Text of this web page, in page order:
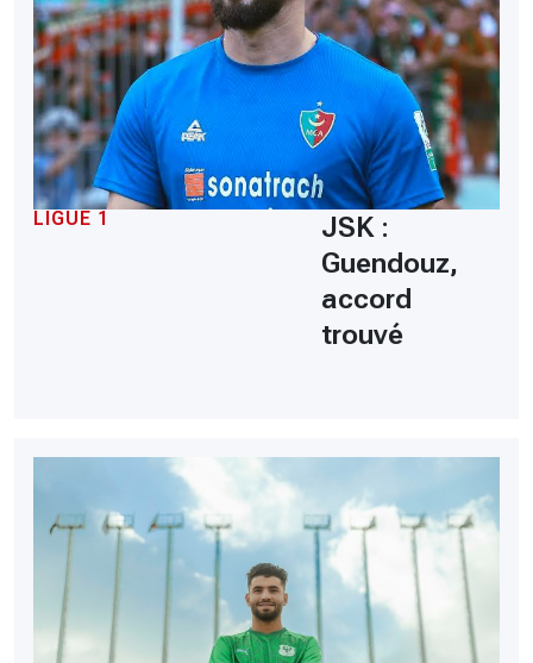
LIGUE 1
JSK :
Guendouz,
accord
trouvé